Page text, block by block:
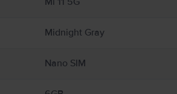
Midnight Gray
Nano SIM